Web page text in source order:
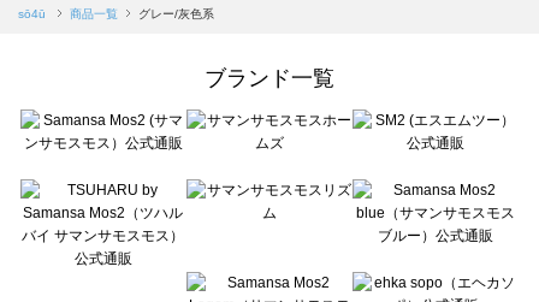
Samansa Mos2 blue（サマンサモスモス ブルー）の一覧
Te chichi（テチチ）の一覧
Te chichi CLASSIC（テチチ クラシック）の一覧
Lugnoncure（ルノンキュール）の一覧
BETTY'S BLUE（べティーズブルー）の一覧
Wpc.（ワールドパーティー）の一覧
sō4ū 商品一覧 グレー/灰色系
ブランド一覧